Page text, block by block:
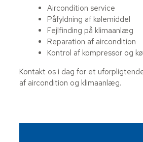
Aircondition service
Påfyldning af kølemiddel
Fejlfinding på klimaanlæg
Reparation af aircondition
Kontrol af kompressor og
Kontakt os i dag for et
af aircondition og klimaanlæg.